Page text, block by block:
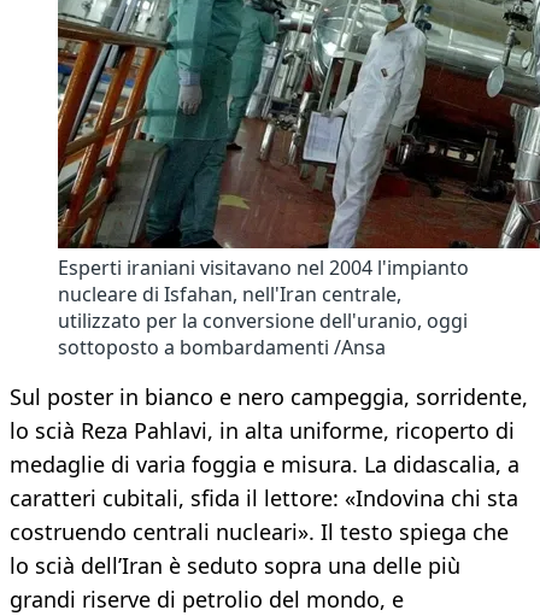
Esperti iraniani visitavano nel 2004 l'impianto
nucleare di Isfahan, nell'Iran centrale,
utilizzato per la conversione dell'uranio, oggi
sottoposto a bombardamenti /Ansa
Sul poster in bianco e nero campeggia, sorridente,
lo scià Reza Pahlavi, in alta uniforme, ricoperto di
medaglie di varia foggia e misura. La didascalia, a
caratteri cubitali, sfida il lettore: «Indovina chi sta
costruendo centrali nucleari». Il testo spiega che
lo scià dell’Iran è seduto sopra una delle più
grandi riserve di petrolio del mondo, e